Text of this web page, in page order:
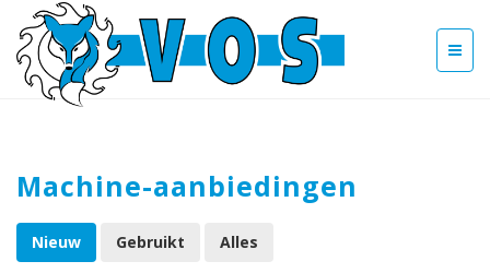
Machine-aanbiedingen
Nieuw Gebruikt Alles